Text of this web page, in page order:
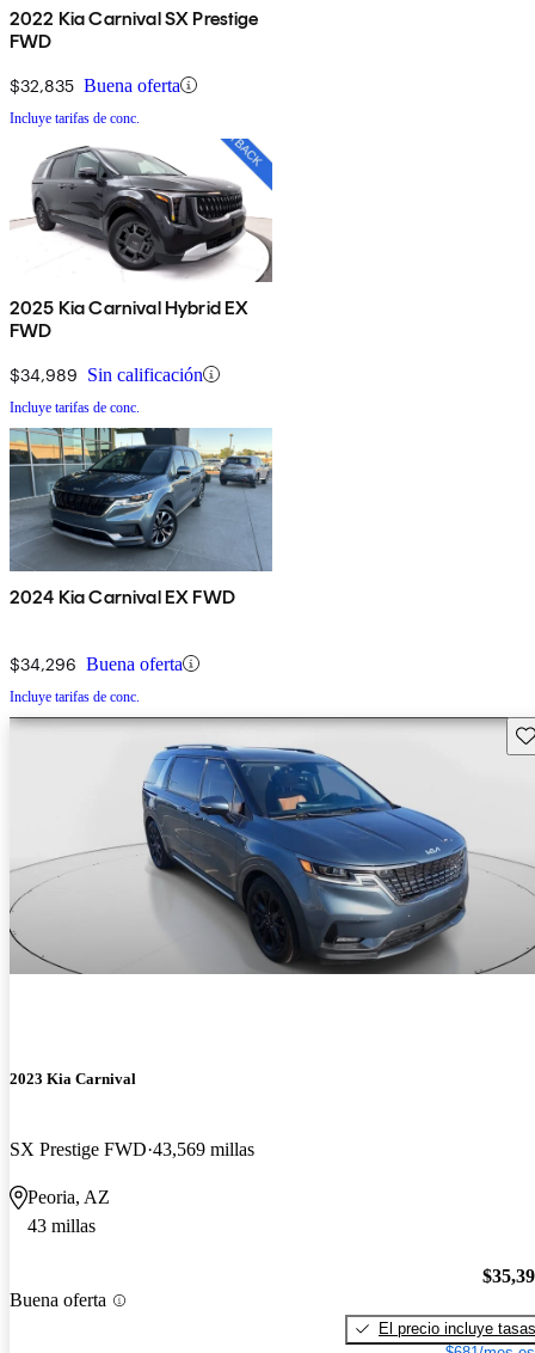
2022 Kia Carnival SX Prestige
FWD
$32,835 Buena oferta
Incluye tarifas de conc.
2025 Kia Carnival Hybrid EX
FWD
$34,989 Sin calificación
Incluye tarifas de conc.
2024 Kia Carnival EX FWD
$34,296 Buena oferta
Incluye tarifas de conc.
2023 Kia Carnival
SX Prestige FWD 43,569 millas
Peoria, AZ
43 millas
Buena oferta
El precio incluye tasas